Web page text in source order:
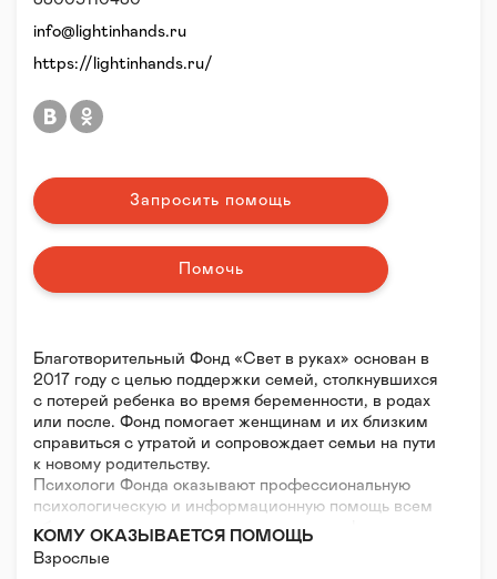
Благотворительный Фонд «Свет в руках» основан в
2017 году с целью поддержки семей, столкнувшихся
с потерей ребенка во время беременности, в родах
или после. Фонд помогает женщинам и их близким
справиться с утратой и сопровождает семьи на пути
к новому родительству.
Психологи Фонда оказывают профессиональную
психологическую и информационную помощь всем
обратившимся, независимо от их географического
местоположения и давности потери.
Основная программа Фонда - психологическая
КОМУ ОКАЗЫВАЕТСЯ ПОМОЩЬ
Взрослые
info@lightinhands.ru
https://lightinhands.ru/
Запросить помощь
Помочь